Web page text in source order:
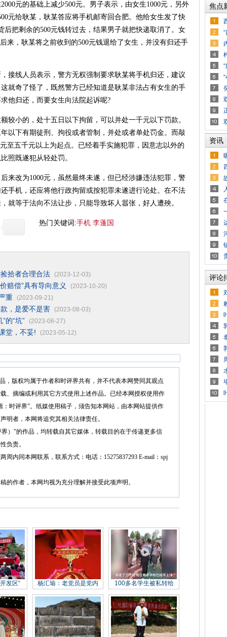
元的基础上减少500元。男子表示，由女生1000元，另外
元给耿某，耿某答应将手机邮寄回合肥。他给女生发了快
后把剩余的500元钱转过去，结果男子就把快递取消了。女
来，耿某将之前收到的500元钱退给了女生，并没有归还手
线人员表示，警方无权强制要求耿某将手机归还，建议
就奇了怪了，既然警方已经知道是耿某非法占有女生的手
他归还，而要女生向法院起诉呢?
小的，处十五日以下拘留，可以并处一千元以下罚款。
以下有期徒刑、拘役或者管制，并处或者单处罚金。而敲
至五千元以上为起点。已经着手实施犯罪，因意志以外的
照既遂犯从轻处罚。
改为1000元，虽然最终未遂，但已经涉嫌违法犯罪，警
手机，还应将他行政拘留或按犯罪未遂进行论处。在不法
就等于法向不法让步，只能导致坏人嚣张，好人遭殃。
热门关键词:手机 李蓬国
拾者合理合法 (2023-12-03)
赔偿”具有导向意义 (2023-10-20)
重 (2023-09-21)
，是爱不是害 (2023-08-03)
的“坑” (2023-06-27)
堂，不妥! (2023-05-12)
版权均属于作者和时评界共有，并不代表本网赞同其观点
、摘编或利用其它方式使用上述作品。已经本网授权使用作
时评界”。纸媒使用稿子，须告知本网站，由本网站提供作
明者，本网将追究其相关法律责任。
”的作品，均转载自其它媒体，转载目的在于传递更多信
负责。
同本网联系，联系方式：电话：15275837293 E-mail：spj
作者，本网均视为充分理解并接受此项声明。
发区“ 杨汇瑜：老党员是党内 100多名学生被私转给
焦点
资讯
评论